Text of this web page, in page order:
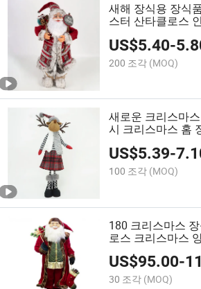
새해 장식용 장식
스터 산타클로스
US$5.40-
200 조각 (MOQ)
새로운 크리스마
시 크리스마스 홈
US$5.39-
100 조각 (MOQ)
180 크리스마스
로스 크리스마스
홀리데이 디스플
스 크리스마스
US$95.00-
30 조각 (MOQ)